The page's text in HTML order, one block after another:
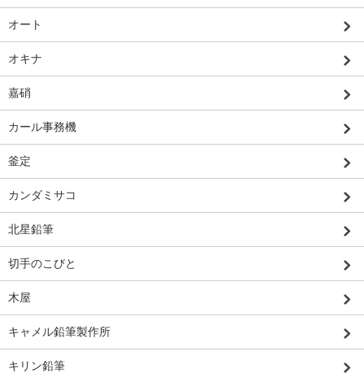
オート
オキナ
嘉硝
カール事務機
釜定
カンダミサコ
北星鉛筆
切手のこびと
木屋
キャメル鉛筆製作所
キリン鉛筆